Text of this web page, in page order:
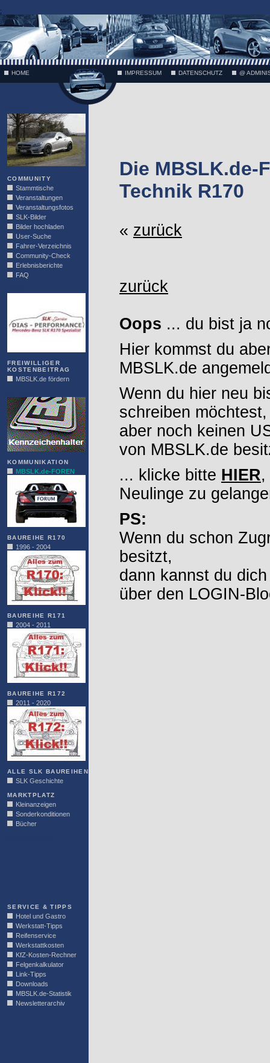
;
HOME IMPRESSUM DATENSCHUTZ @
COMMUNITY
Stammtische
Veranstaltungen
Veranstaltungsfotos
SLK-Bilder
Bilder hochladen
User-Suche
Fahrer-Verzeichnis
Community-Check
Erlebnisberichte
FAQ
FREIWILLIGER
KOSTENBEITRAG
MBSLK.de fördern
KOMMUNIKATION
MBSLK.de-FOREN
BAUREIHE R170
1996 - 2004
BAUREIHE R171
2004 - 2011
BAUREIHE R172
2011 - 2020
ALLE SLK BAUREIHEN
SLK Geschichte
MARKTPLATZ
Kleinanzeigen
Sonderkonditionen
Bücher
SERVICE & TIPPS
Hotel und Gastro
Werkstatt-Tipps
Reifenservice
Werkstattkosten
KfZ-Kosten-Rechner
Felgenkalkulator
Link-Tipps
Downloads
MBSLK.de-Statistik
Newsletterarchiv
Die MBSLK.de-
Technik R170
« zurück
zurück
Oops ... du bist ja
Hier kommst du
MBSLK.de
Wenn du hier neu
schreiben möchtest,
aber noch keinen
von MBSLK.de
... klicke bitte HIER,
Neulinge zu
PS:
Wenn du schon
besitzt,
dann kannst du
über den LOGIN-